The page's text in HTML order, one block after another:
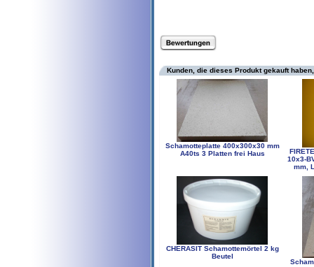
Kunden, die dieses Produkt gekauft
Schamotteplatte 400x300x30 mm
A40ts 3 Platten frei Haus
10x3-
mm,
CHERASIT Schamottemörtel 2 kg
Beutel